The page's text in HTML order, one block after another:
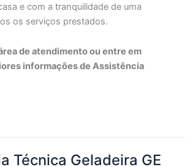
e com a tranquilidade de uma
os serviços prestados.
de atendimento ou entre em
informações de Assistência
Técnica Geladeira GE